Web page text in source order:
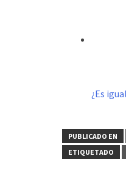
¿Es
PUBLICADO EN
ETIQUETADO